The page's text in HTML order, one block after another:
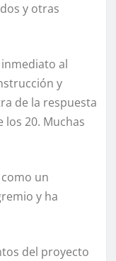
y otras
al
y
de la respuesta
los 20. Muchas
un
y ha
del proyecto